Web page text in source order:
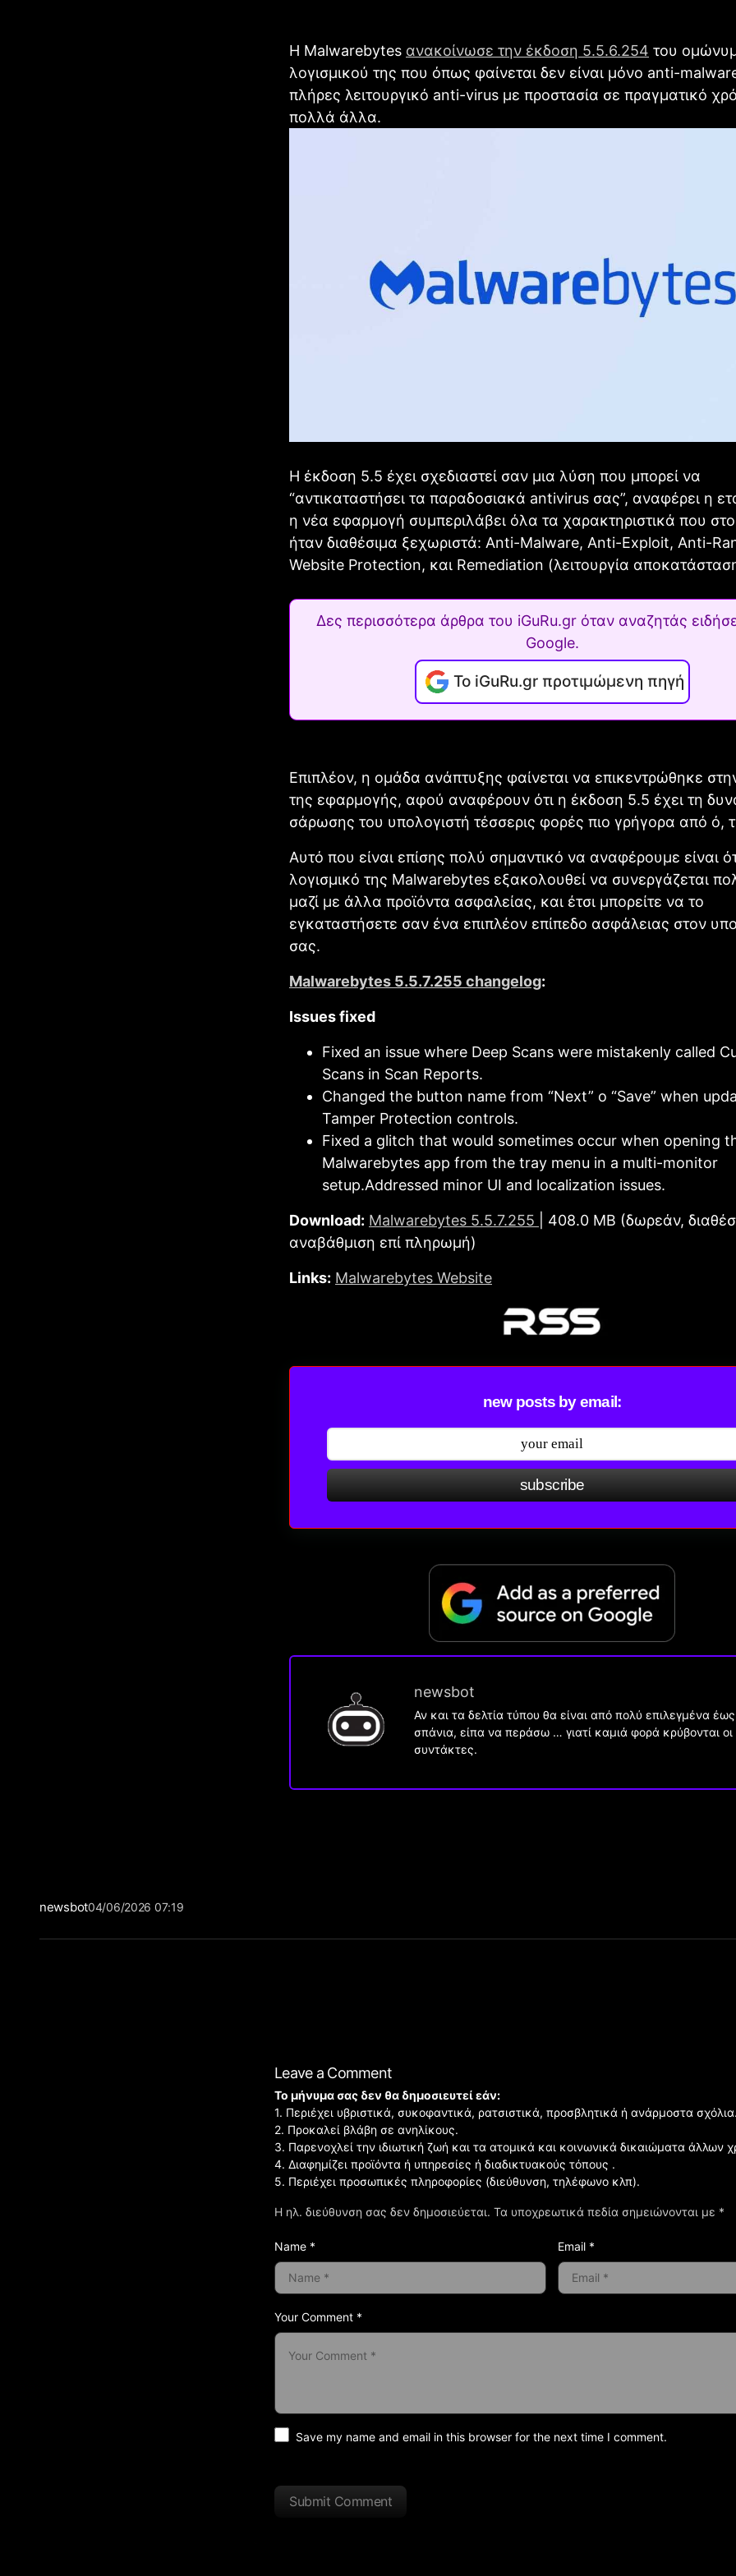
Η Malwarebytes ανακοίνωσε την έκδοση 5.5.6.254 του
λογισμικού της που όπως φαίνεται δεν είναι μόνο anti-
πλήρες λειτουργικό anti-virus με προστασία σε πραγματικό
πολλά άλλα.
Η έκδοση 5.5 έχει σχεδιαστεί σαν μια λύση που μπορεί να
“αντικαταστήσει τα παραδοσιακά antivirus σας”, αναφέρει η
η νέα εφαρμογή συμπεριλάβει όλα τα χαρακτηριστικά που
ήταν διαθέσιμα ξεχωριστά: Anti-Malware, Anti-Exploit, Anti-
Website Protection, και Remediation (λειτουργία
Δες περισσότερα άρθρα του iGuRu.gr όταν αναζητάς
Google.
Το iGuRu.gr προτιμώμενη πηγή
Επιπλέον, η ομάδα ανάπτυξης φαίνεται να επικεντρώθηκε
της εφαρμογής, αφού αναφέρουν ότι η έκδοση 5.5 έχει τη
σάρωσης του υπολογιστή τέσσερις φορές πιο γρήγορα από ό,
Αυτό που είναι επίσης πολύ σημαντικό να αναφέρουμε είναι
λογισμικό της Μalwarebytes εξακολουθεί να συνεργάζεται
μαζί με άλλα προϊόντα ασφαλείας, και έτσι μπορείτε να το
εγκαταστήσετε σαν ένα επιπλέον επίπεδο ασφάλειας στον
σας.
Malwarebytes 5.5.7.255 changelog:
Issues fixed
Fixed an issue where Deep Scans were mistakenly called
Scans in Scan Reports.
Changed the button name from “Next” o “Save” when
Tamper Protection controls.
Fixed a glitch that would sometimes occur when opening
Malwarebytes app from the tray menu in a multi-monitor
setup.Addressed minor UI and localization issues.
Download: Malwarebytes 5.5.7.255
| 408.0 MB (δωρεάν,
αναβάθμιση επί πληρωμή)
Links: Malwarebytes Website
new posts by email:
subscribe
newsbot
Αν και τα δελτία τύπου θα είναι από πολύ επιλεγμένα
σπάνια, είπα να περάσω … γιατί καμιά φορά κρύβονται οι
συντάκτες.
newsbot04/06/2026 07:19
Leave a Comment
Η ηλ. διεύθυνση σας δεν δημοσιεύεται. Τα υποχρεωτικά πεδία σημειώνονται με *
Your Comment *
Το μήνυμα σας δεν θα δημοσιευτεί εάν:
1. Περιέχει υβριστικά, συκοφαντικά, ρατσιστικά, προσβλητικά ή ανάρμοστα
2. Προκαλεί βλάβη σε ανηλίκους.
3. Παρενοχλεί την ιδιωτική ζωή και τα ατομικά και κοινωνικά δικαιώματα άλλων
4. Διαφημίζει προϊόντα ή υπηρεσίες ή διαδικτυακούς τόπους .
5. Περιέχει προσωπικές πληροφορίες (διεύθυνση, τηλέφωνο κλπ).
Name * Email *
Save my name and email in this browser for the next time I comment.
Submit Comment